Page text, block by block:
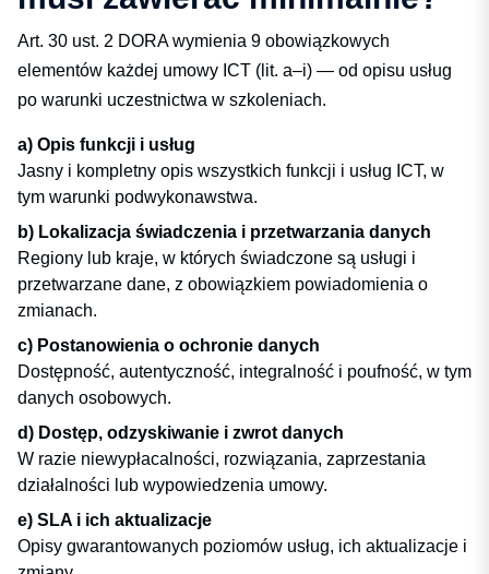
Art. 30 ust. 2 DORA wymienia 9 obowiązkowych
elementów każdej umowy ICT (lit. a–i) — od opisu usług
po warunki uczestnictwa w szkoleniach.
a) Opis funkcji i usług
Jasny i kompletny opis wszystkich funkcji i usług ICT, w
tym warunki podwykonawstwa.
b) Lokalizacja świadczenia i przetwarzania danych
Regiony lub kraje, w których świadczone są usługi i
przetwarzane dane, z obowiązkiem powiadomienia o
zmianach.
c) Postanowienia o ochronie danych
Dostępność, autentyczność, integralność i poufność, w tym
danych osobowych.
d) Dostęp, odzyskiwanie i zwrot danych
W razie niewypłacalności, rozwiązania, zaprzestania
działalności lub wypowiedzenia umowy.
e) SLA i ich aktualizacje
Opisy gwarantowanych poziomów usług, ich aktualizacje i